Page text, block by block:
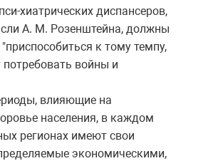
хиатрических диспансеров,
А. М. Розенштейна, должны
к тому темпу,
потребовать войны и
влияющие на
населения, в каждом
регионах имеют свои
экономическими,